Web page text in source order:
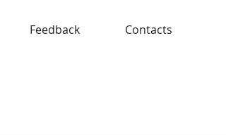
Feedback Contacts